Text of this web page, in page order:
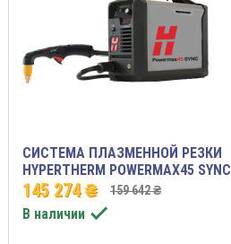
СИСТЕМА ПЛАЗМЕННОЙ РЕЗКИ
HYPERTHERM POWERMAX45 SYNC
145 274 ₴ 159 642 ₴
В наличии 